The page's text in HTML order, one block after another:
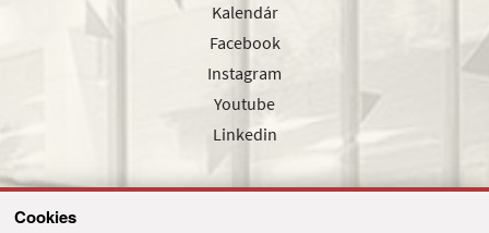
Cookies
Kalendár
Facebook
Instagram
Youtube
Linkedin